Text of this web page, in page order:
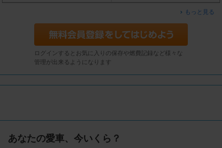
もっと見る
ログインするとお気に入りの保存や燃費記録など様々な
管理が出来るようになります
あなたの愛車、今いくら？